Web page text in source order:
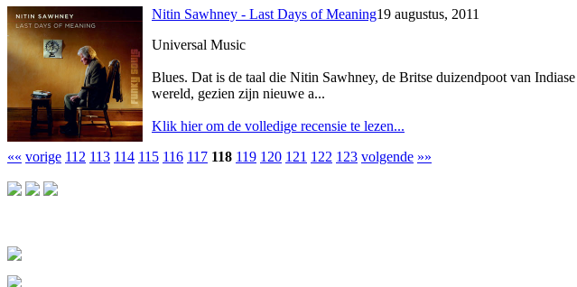
Nitin Sawhney - Last Days of Meaning19 augustus, 2011
Universal Music
Blues. Dat is de taal die Nitin Sawhney, de Britse duizendpoot van
wereld, gezien zijn nieuwe a...
Klik hier om de volledige recensie te lezen...
«« vorige 112 113 114 115 116 117 118 119 120 121 122 123 volgende »»